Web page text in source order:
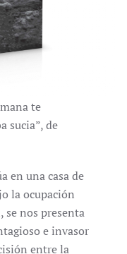
te
sucia”, de
en una casa de
la ocupación
se nos presenta
e invasor
entre la